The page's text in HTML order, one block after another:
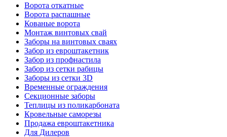
Ворота откатные
Ворота распашные
Кованые ворота
Монтаж винтовых свай
Заборы на винтовых сваях
Забор из евроштакетник
Забор из профнастила
Забор из сетки рабицы
Заборы из сетки 3D
Временные ограждения
Секционные заборы
Теплицы из поликарбоната
Кровельные саморезы
Продажа евроштакетника
Для Дилеров